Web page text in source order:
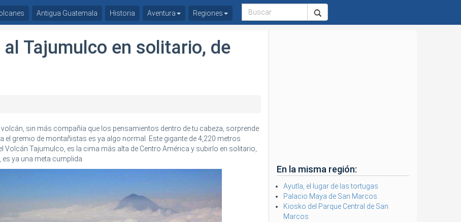
Tajumulco en solitario, de
sin más compañía que los pensamientos dentro de tu cabeza, sorprende
el gremio de montañistas es ya algo normal. Este gigante de 4,220 metros
Volcán Tajumulco, es la cima más alta de Centro América y subirlo en solitario,
ya una meta cumplida.
En la misma región:
Ayutla, el lugar de las tortugas
Palacio Maya de San Marcos
Kiosko del Parque Central de San
Marcos
Antigua Guatemala Historia Aventura Regiones